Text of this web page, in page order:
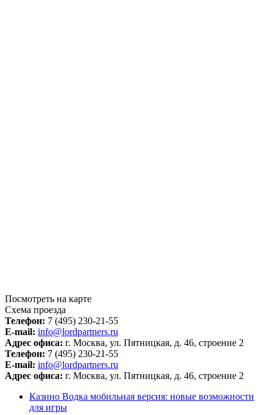
Посмотреть на карте
Схема проезда
Телефон: 7 (495) 230-21-55
E-mail: info@lordpartners.ru
Адрес офиса: г. Москва, ул. Пятницкая, д. 46, строение 2
Телефон: 7 (495) 230-21-55
E-mail: info@lordpartners.ru
Адрес офиса: г. Москва, ул. Пятницкая, д. 46, строение 2
Казино Водка мобильная версия: новые возможности
для игры